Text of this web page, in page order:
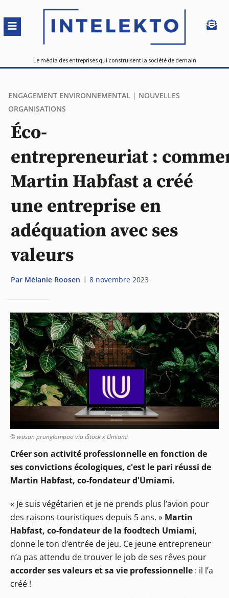
Le média des entreprises qui construisent la société de demain
ENGAGEMENT ENVIRONNEMENTAL | NOUVELLES
ORGANISATIONS
Éco-
entrepreneuriat :
Martin Habfast a créé
une entreprise en
adéquation avec ses
valeurs
Par Mélanie Roosen 8 novembre 2023
© wasan prunglampoo via iStock x Umiami
Créer son activité professionnelle en fonction de
ses convictions écologiques, c'est le pari réussi de
Martin Habfast, co-fondateur d'Umiami.
« Je suis végétarien et je ne prends plus l’avion pour
des raisons touristiques depuis 5 ans. » Martin
Habfast, co-fondateur de la foodtech Umiami,
donne le ton d’entrée de jeu. Ce jeune entrepreneur
n’a pas attendu de trouver le job de ses rêves pour
accorder ses valeurs et sa vie professionnelle : il l’a
créé !